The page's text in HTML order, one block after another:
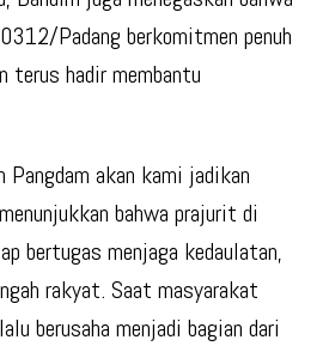
Padang berkomitmen penuh
terus hadir membantu
Pangdam akan kami jadikan
bahwa prajurit di
bertugas menjaga kedaulatan,
rakyat. Saat masyarakat
berusaha menjadi bagian dari